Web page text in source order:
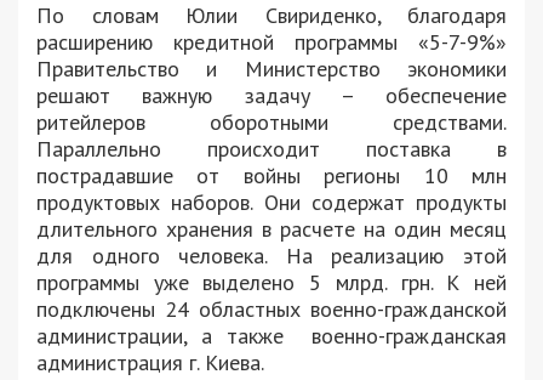
По словам Юлии Свириденко, благодаря
расширению кредитной программы «5-7-9%»
Правительство и Министерство экономики
решают важную задачу – обеспечение
ритейлеров оборотными средствами.
Параллельно происходит поставка в
пострадавшие от войны регионы 10 млн
продуктовых наборов. Они содержат продукты
длительного хранения в расчете на один месяц
для одного человека. На реализацию этой
программы уже выделено 5 млрд. грн. К ней
подключены 24 областных военно-гражданской
администрации, а также военно-гражданская
администрация г. Киева.